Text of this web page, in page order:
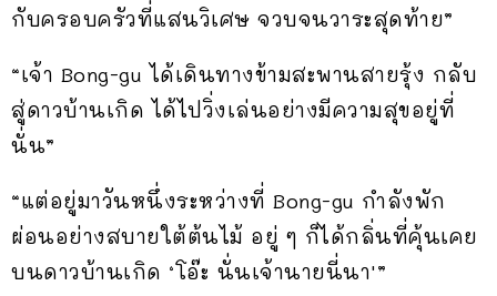
กับครอบครัวที่แสนวิเศษ จวบจนวาระสุดท้าย”
“เจ้า Bong-gu ได้เดินทางข้ามสะพานสายรุ้ง กลับ
สู่ดาวบ้านเกิด ได้ไปวิ่งเล่นอย่างมีความสุขอยู่ที่
นั่น”
“แต่อยู่มาวันหนึ่งระหว่างที่ Bong-gu กำลังพัก
ผ่อนอย่างสบายใต้ต้นไม้ อยู่ ๆ ก็ได้กลิ่นที่คุ้นเคย
บนดาวบ้านเกิด ‘โอ๊ะ นั่นเจ้านายนี่นา'”